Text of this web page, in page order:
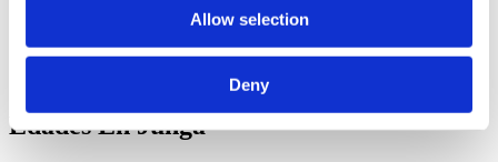
Allow selection
Deny
Junga no permite contenidos relacionados con temas políticos,
religiosos, de violencia, de apuestas, que provoquen miedo,
de consumo de sustancias o que sigan tendencias.
Cómo Funciona La Clasificación Por
Edades En Junga